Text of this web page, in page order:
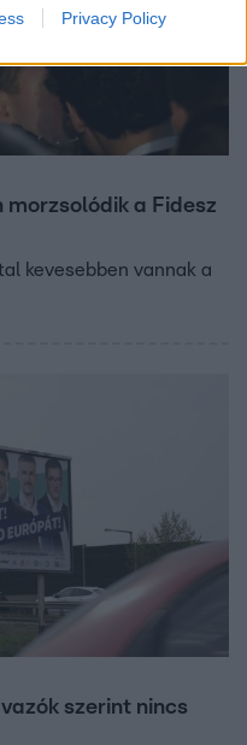
Privacy Policy
a Fidesz
kevesebben vannak a
szerint nincs